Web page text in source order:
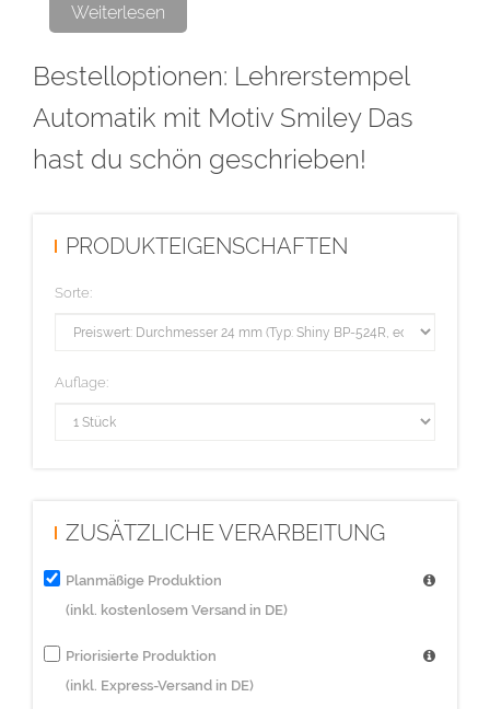
Das Erstellen der Druckdatei übernehmen wir für Sie als
Weiterlesen
Bestelloptionen: Lehrerstempel
Automatik mit Motiv Smiley Das
hast du schön geschrieben!
PRODUKTEIGENSCHAFTEN
Sorte:
Auflage:
ZUSÄTZLICHE VERARBEITUNG
Planmäßige Produktion
(inkl. kostenlosem Versand in DE)
Priorisierte Produktion
(inkl. Express-Versand in DE)